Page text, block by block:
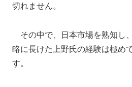
切れません。
その中で、日本市場を熟知し
略に長けた上野氏の経験は極め
す。